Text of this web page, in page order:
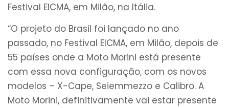
Festival EICMA, em Milão, na Itália.
“O projeto do Brasil foi lançado no ano
passado, no Festival EICMA, em Milão, depois de
55 países onde a Moto Morini está presente
com essa nova configuração, com os novos
modelos – X-Cape, Seiemmezzo e Calibro. A
Moto Morini, definitivamente vai estar presente